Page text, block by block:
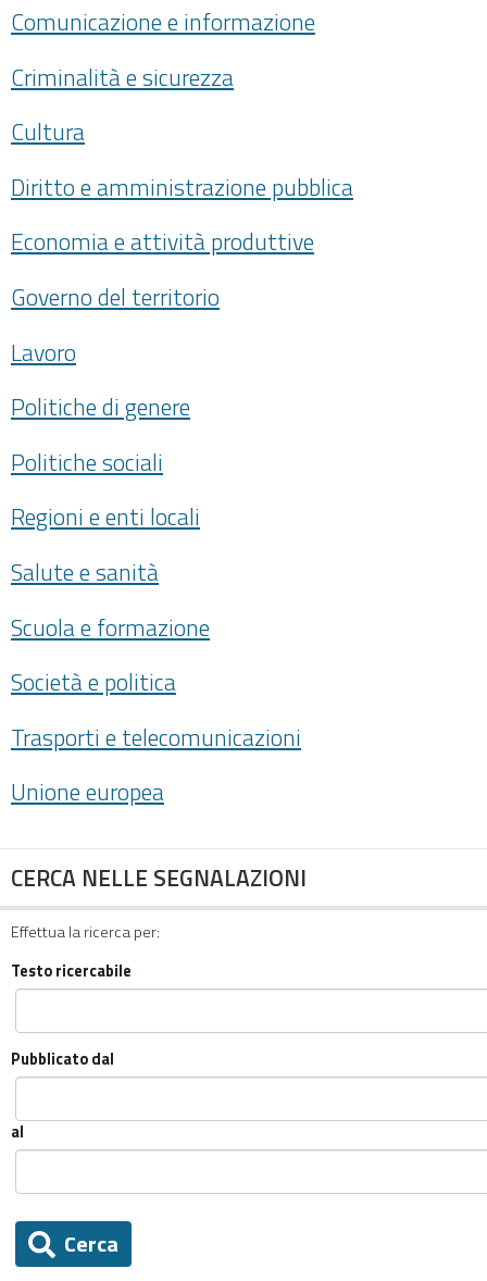
Comunicazione e informazione
Criminalità e sicurezza
Cultura
Diritto e amministrazione pubblica
Economia e attività produttive
Governo del territorio
Lavoro
Politiche di genere
Politiche sociali
Regioni e enti locali
Salute e sanità
Scuola e formazione
Società e politica
Trasporti e telecomunicazioni
Unione europea
CERCA NELLE SEGNALAZIONI
Effettua la ricerca per:
Testo ricercabile
Pubblicato dal
al